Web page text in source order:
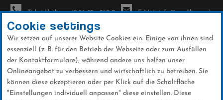
Direkt
zum
Inhalt
Ticket-Hotline: +49 56 32 - 960-0 E-Mail: info@sc-willingen.de
Cookie settings
Wir setzen auf unserer Website Cookies ein. Einige von ihnen sind
essenziell (z. B. für den Betrieb der Webseite oder zum Ausfüllen
der Kontaktformulare), während andere uns helfen unser
Onlineangebot zu verbessern und wirtschaftlich zu betreiben. Sie
können diese akzeptieren oder per Klick auf die Schaltfläche
"Einstellungen individuell anpassen" diese einstellen. Diese